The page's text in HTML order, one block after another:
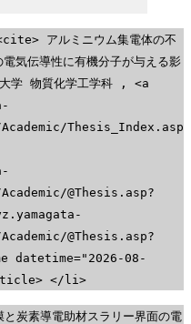
アルミニウム集電体の不
気伝導性に有機分子が与える影
学 物質化学工学科 , <a
Thesis_Index.asp
@Thesis.asp?
@Thesis.asp?
datetime="2026-08-
</li>
炭素導電助材スラリー界面の電